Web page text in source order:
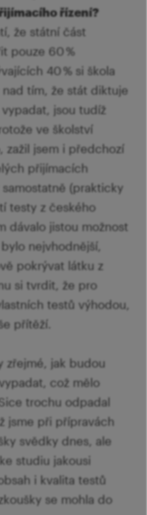
řízení?
že státní část
pouze 60 %
40 % si škola
nad tím, že stát diktuje
jsou tudíž
ve školství
zažil jsem i předchozí
přijímacích
(prakticky
testy z českého
dávalo jistou možnost
nejvhodnější,
pokrývat látku z
si tvrdit, že pro
testů výhodou,
přítěží.
zřejmé, jak budou
což mělo
trochu odpadal
jsme při přípravách
svědky dnes, ale
studiu jakousi
i kvalita testů
se mohla do